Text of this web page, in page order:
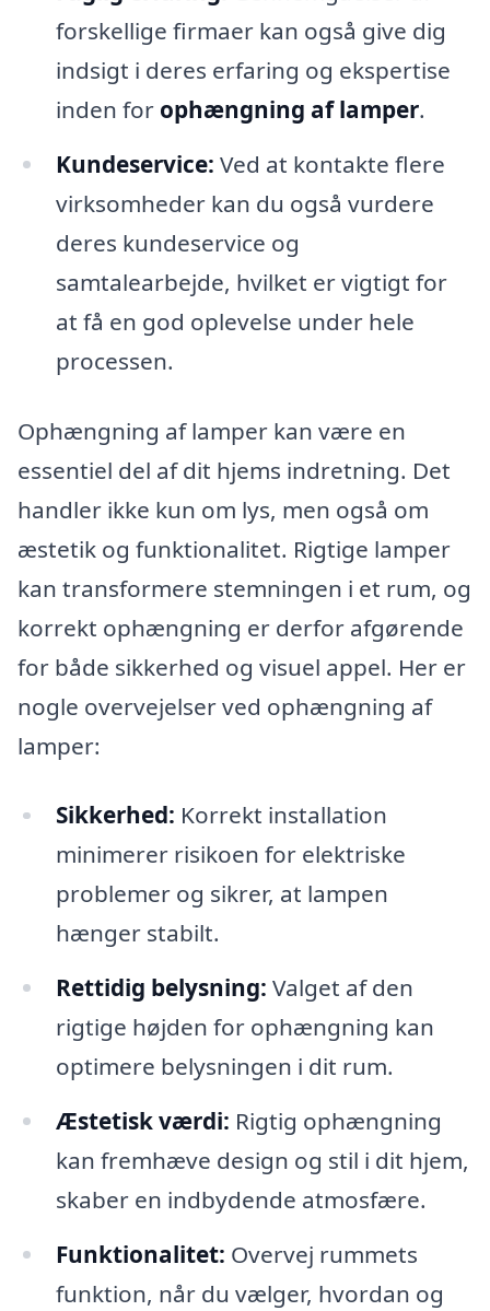
forskellige firmaer kan også give dig
indsigt i deres erfaring og ekspertise
inden for ophængning af lamper.
Kundeservice: Ved at kontakte flere
virksomheder kan du også vurdere
deres kundeservice og
samtalearbejde, hvilket er vigtigt for
at få en god oplevelse under hele
processen.
Ophængning af lamper kan være en
essentiel del af dit hjems indretning. Det
handler ikke kun om lys, men også om
æstetik og funktionalitet. Rigtige lamper
kan transformere stemningen i et rum, og
korrekt ophængning er derfor afgørende
for både sikkerhed og visuel appel. Her er
nogle overvejelser ved ophængning af
lamper:
Sikkerhed: Korrekt installation
minimerer risikoen for elektriske
problemer og sikrer, at lampen
hænger stabilt.
Rettidig belysning: Valget af den
rigtige højden for ophængning kan
optimere belysningen i dit rum.
Æstetisk værdi: Rigtig ophængning
kan fremhæve design og stil i dit hjem,
skaber en indbydende atmosfære.
Funktionalitet: Overvej rummets
funktion, når du vælger, hvordan og